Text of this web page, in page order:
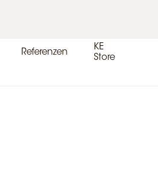
Referenzen
KE
Store